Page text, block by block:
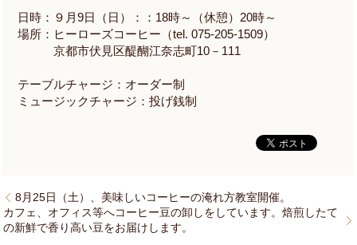
日時：９月9日（日）：： 18時～（休憩） 20時～
場所：ヒーローズコーヒー（tel. 075-205-1509）
京都市伏見区醍醐江奈志町10 － 111
テーブルチャージ：オーダー制
ミュージックチャージ：投げ銭制
8月25日（土）、美味しいコーヒーの淹れ方教室開催。
カフェ、オフィス等へコーヒー豆の卸しをしています。焙煎したて
の新鮮で香り高い豆をお届けします。